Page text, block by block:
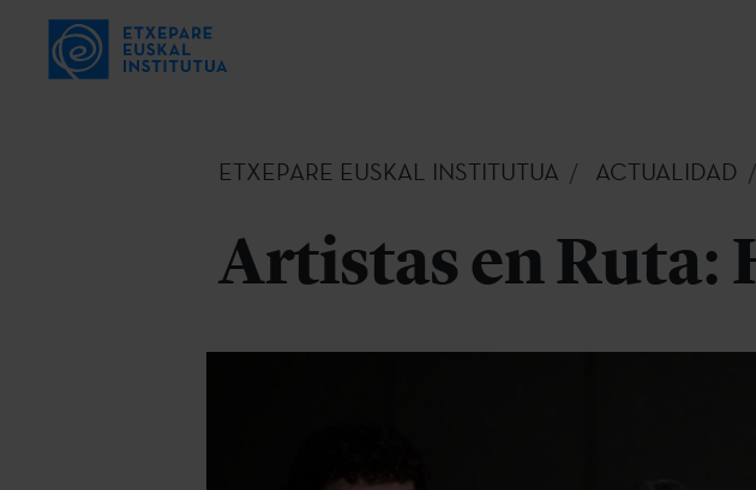
ETXEPARE EUSKAL INSTITUTUA ACTUALIDAD
Artistas en